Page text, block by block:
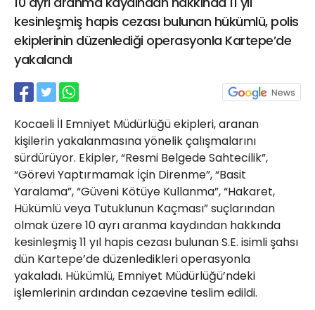
kesinleşmiş hapis cezası bulunan hükümlü, polis
ekiplerinin düzenlediği operasyonla Kartepe’de
yakalandı
Kocaeli İl Emniyet Müdürlüğü ekipleri, aranan
kişilerin yakalanmasına yönelik çalışmalarını
sürdürüyor. Ekipler, “Resmi Belgede Sahtecilik”,
“Görevi Yaptırmamak İçin Direnme”, “Basit
Yaralama”, “Güveni Kötüye Kullanma”, “Hakaret,
Hükümlü veya Tutuklunun Kaçması” suçlarından
olmak üzere 10 ayrı aranma kaydından hakkında
kesinleşmiş 11 yıl hapis cezası bulunan S.E. isimli şahsı
dün Kartepe’de düzenledikleri operasyonla
yakaladı. Hükümlü, Emniyet Müdürlüğü’ndeki
işlemlerinin ardından cezaevine teslim edildi.​​​​​​​
21 Gölcük
02624132333